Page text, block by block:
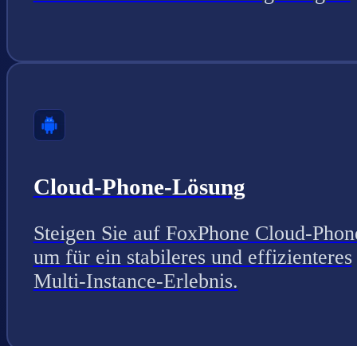
Cloud-Phone-Lösung
Steigen Sie auf FoxPhone Cloud-
um für ein stabileres und effizienteres
Multi-Instance-Erlebnis.